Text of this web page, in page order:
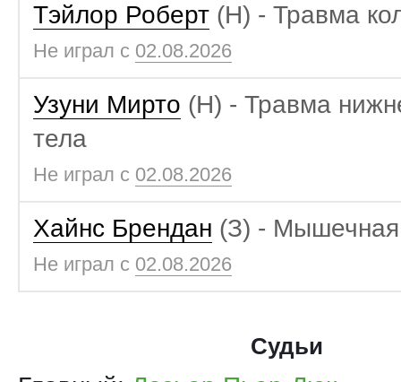
Тэйлор Роберт (Н) - Травма
Не играл с 02.08.2026
Узуни Мирто (Н) - Травма
тела
Не играл с 02.08.2026
Хайнс Брендан (З) -
Не играл с 02.08.2026
Судьи